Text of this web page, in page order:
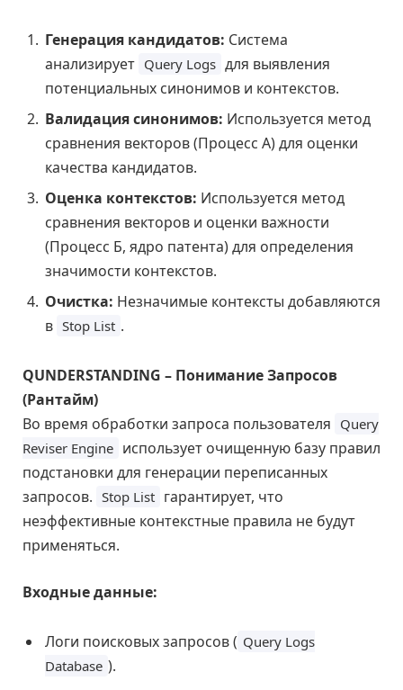
Генерация кандидатов: Система
анализирует Query Logs для выявления
потенциальных синонимов и контекстов.
Валидация синонимов: Используется метод
сравнения векторов (Процесс А) для оценки
качества кандидатов.
Оценка контекстов: Используется метод
сравнения векторов и оценки важности
(Процесс Б, ядро патента) для определения
значимости контекстов.
Очистка: Незначимые контексты добавляются
в Stop List .
QUNDERSTANDING – Понимание Запросов
(Рантайм)
Во время обработки запроса пользователя Query
Reviser Engine использует очищенную базу правил
подстановки для генерации переписанных
запросов. Stop List гарантирует, что
неэффективные контекстные правила не будут
применяться.
Входные данные:
Логи поисковых запросов ( Query Logs
Database ).